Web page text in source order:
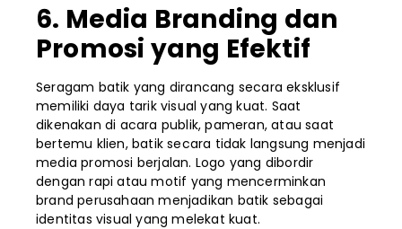
6. Media Branding dan
Promosi yang Efektif
Seragam batik yang dirancang secara eksklusif
memiliki daya tarik visual yang kuat. Saat
dikenakan di acara publik, pameran, atau saat
bertemu klien, batik secara tidak langsung menjadi
media promosi berjalan. Logo yang dibordir
dengan rapi atau motif yang mencerminkan
brand perusahaan menjadikan batik sebagai
identitas visual yang melekat kuat.